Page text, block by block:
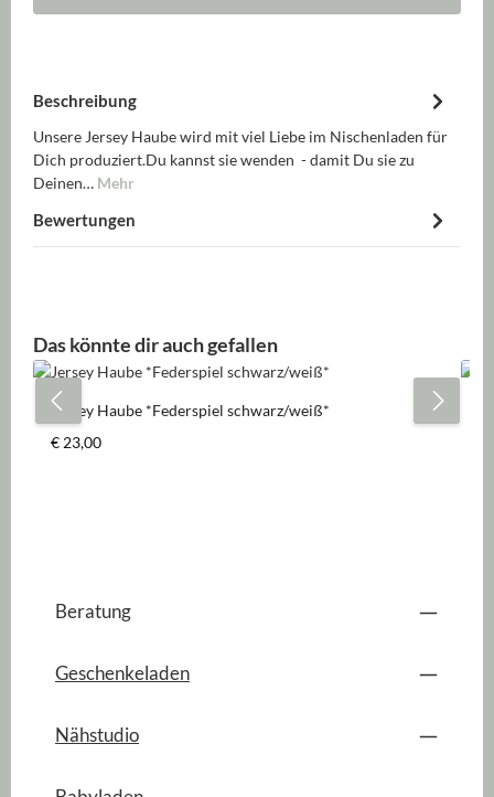
Beschreibung
Unsere Jersey Haube wird mit viel Liebe im Nischenladen für
Dich produziert.Du kannst sie wenden - damit Du sie zu
Deinen… Mehr
Bewertungen
Produktgalerie überspringen
Das könnte dir auch gefallen
Jersey Haube *Federspiel schwarz/weiß*
Regulärer Preis:
€ 23,00
Beratung
Geschenkeladen
Nähstudio